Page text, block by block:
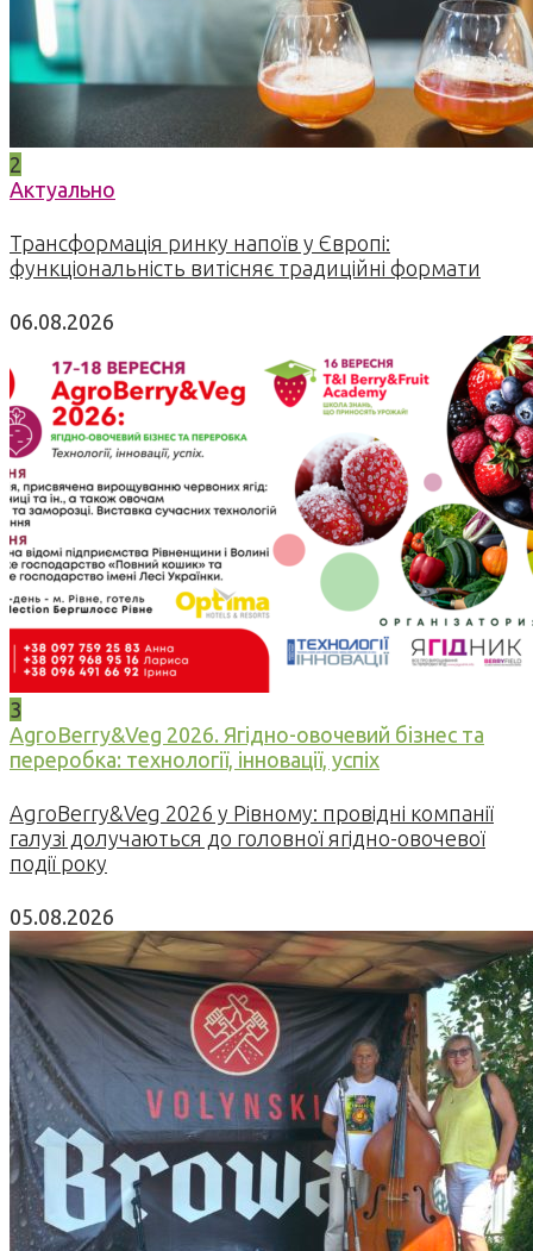
2
Актуально
Трансформація ринку напоїв у Європі:
функціональність витісняє традиційні формати
06.08.2026
3
AgroBerry&Veg 2026. Ягідно-овочевий бізнес та
переробка: технології, інновації, успіх
AgroBerry&Veg 2026 у Рівному: провідні компанії
галузі долучаються до головної ягідно-овочевої
події року
05.08.2026